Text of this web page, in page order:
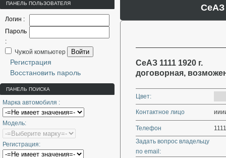
ПАНЕЛЬ ПОЛЬЗОВАТЕЛЯ
Логин :
Пароль
:
Чужой компьютер
Войти
Регистрация
Восстановить пароль
ПАНЕЛЬ ПОИСКА
Марка автомобиля :
Модель:
Регистрация:
СеАЗ 1111 1920 г.
договорная,
Цвет:
Контактное лицо
Телефон
Задать вопрос владельцу
по email: